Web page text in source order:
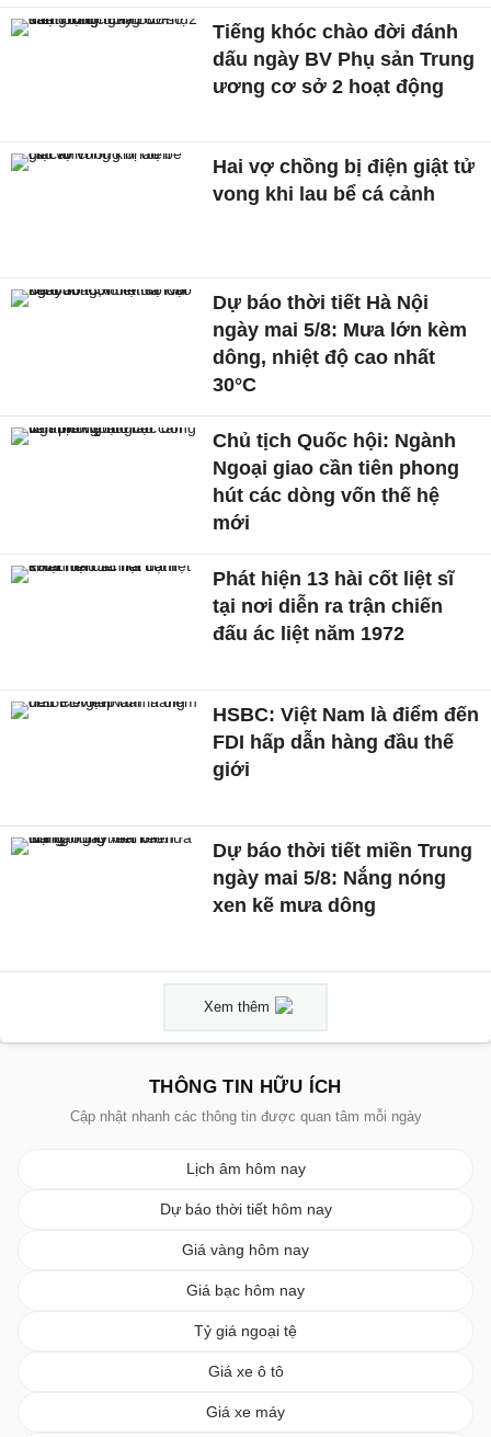
Tiếng khóc chào đời đánh
dấu ngày BV Phụ sản Trung
ương cơ sở 2 hoạt động
Hai vợ chồng bị điện giật tử
vong khi lau bể cá cảnh
Dự báo thời tiết Hà Nội
ngày mai 5/8: Mưa lớn kèm
dông, nhiệt độ cao nhất
30°C
Chủ tịch Quốc hội: Ngành
Ngoại giao cần tiên phong
hút các dòng vốn thế hệ
mới
Phát hiện 13 hài cốt liệt sĩ
tại nơi diễn ra trận chiến
đấu ác liệt năm 1972
HSBC: Việt Nam là điểm đến
FDI hấp dẫn hàng đầu thế
giới
Dự báo thời tiết miền Trung
ngày mai 5/8: Nắng nóng
xen kẽ mưa dông
Xem thêm
THÔNG TIN HỮU ÍCH
Cập nhật nhanh các thông tin được quan tâm mỗi ngày
Lịch âm hôm nay
Dự báo thời tiết hôm nay
Giá vàng hôm nay
Giá bạc hôm nay
Tỷ giá ngoại tệ
Giá xe ô tô
Giá xe máy